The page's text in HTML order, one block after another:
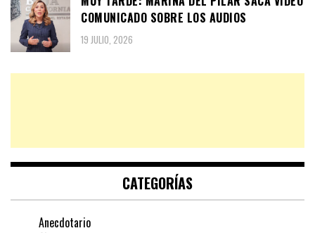
COMUNICADO SOBRE LOS AUDIOS
19 JULIO, 2026
CATEGORÍAS
Anecdotario